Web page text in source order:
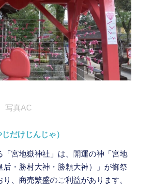
写真AC
だけじんじゃ）
「宮地嶽神社」は、開運の神「宮地
后・勝村大神・勝頼大神）」が御祭
、商売繁盛のご利益があります。